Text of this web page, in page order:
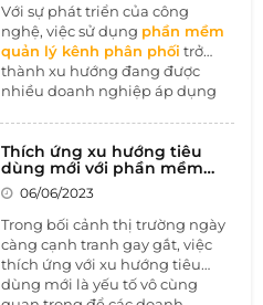
hiệu, giảm hiệu suất kinh
doanh và làm mất lòng khách
hàng. Trong bài viết này, hãy
cùng 1BOSS tìm hiểu về cách
ngăn chặn xung đột kênh phân
thù ngành Thương mại - Phân
phốiđể đạt được sự hiệu quả
tối đa trong quản lý.
Với sự phát triển của công
nghệ, việc sử dụng phần mềm
quản lý kênh phân phối trở
thành xu hướng đang được
nhiều doanh nghiệp áp dụng
hơn 60% doanh nghiệp đã áp
dụng phần mềm quản lý kênh
phân phối và đạt được nhiều
Thích ứng xu hướng tiêu
dùng mới với phần mềm
CRM06/06/2023
Trong bối cảnh thị trường ngày
càng cạnh tranh gay gắt, việc
thích ứng với xu hướng tiêu
dùng mới là yếu tố vô cùng